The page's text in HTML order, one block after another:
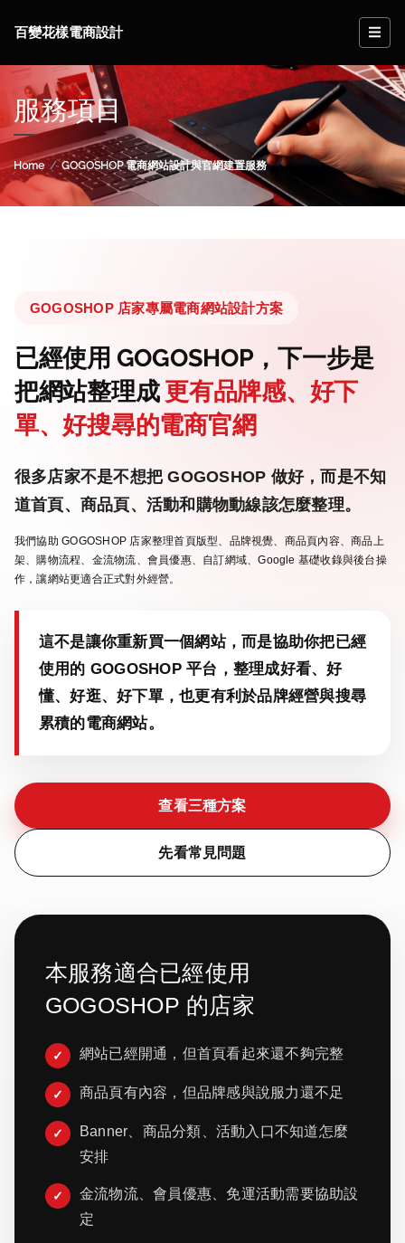
百變花樣電商設計
服務項目
Home GOGOSHOP 電商網站設計與官網建置服務
GOGOSHOP 店家專屬電商網站設計方案
已經使用 GOGOSHOP，下一步是
把網站整理成更有品牌感、好下
單、好搜尋的電商官網
很多店家不是不想把 GOGOSHOP 做好，而是不知
道首頁、商品頁、活動和購物動線該怎麼整理。
我們協助 GOGOSHOP 店家整理首頁版型、品牌視覺、商品頁內容、商品上
架、購物流程、金流物流、會員優惠、自訂網域、Google 基礎收錄與後台操
作，讓網站更適合正式對外經營。
這不是讓你重新買一個網站，而是協助你把已經
使用的 GOGOSHOP 平台，整理成好看、好
懂、好逛、好下單，也更有利於品牌經營與搜尋
累積的電商網站。
查看三種方案
先看常見問題
本服務適合已經使用
GOGOSHOP 的店家
網站已經開通，但首頁看起來還不夠完整
商品頁有內容，但品牌感與說服力還不足
Banner、商品分類、活動入口不知道怎麼
安排
金流物流、會員優惠、免運活動需要協助設
定